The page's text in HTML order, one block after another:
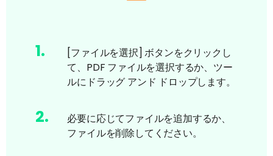
1.
[ファイルを選択] ボタンをクリックし
て、PDF ファイルを選択するか、ツー
ルにドラッグ アンド ドロップします。
2.
必要に応じてファイルを追加するか、
ファイルを削除してください。